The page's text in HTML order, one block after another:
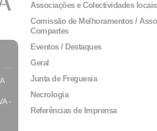
Associações e Colectividades locais
Comissão de Melhoramentos /
Compartes
Eventos / Destaques
Geral
Junta de Freguesia
Necrologia
Referências de Imprensa
-